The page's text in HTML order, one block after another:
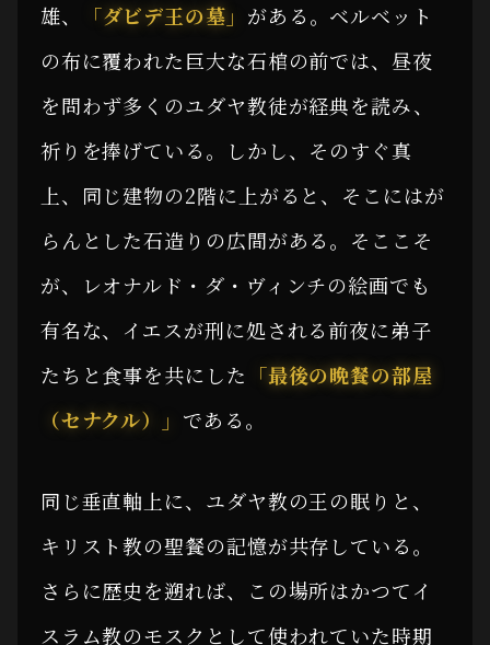
雄、
「ダビデ王の墓」 がある。ベルベット
の布に覆われた巨大な石棺の前では、昼夜
を問わず多くのユダヤ教徒が経典を読み、
祈りを捧げている。しかし、そのすぐ真
上、同じ建物の2階に上がると、そこにはが
らんとした石造りの広間がある。そここそ
が、レオナルド・ダ・ヴィンチの絵画でも
有名な、イエスが刑に処される前夜に弟子
たちと食事を共にした 「最後の晩餐の部屋
（セナクル）」 である。
同じ垂直軸上に、ユダヤ教の王の眠りと、
キリスト教の聖餐の記憶が共存している。
さらに歴史を遡れば、この場所はかつてイ
スラム教のモスクとして使われていた時期